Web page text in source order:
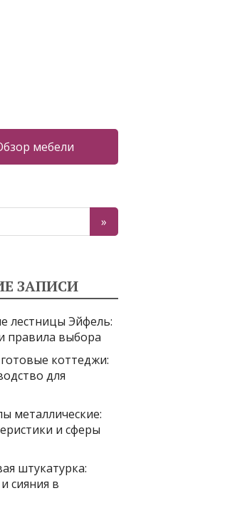
мебели
ЗАПИСИ
лестницы Эйфель:
правила выбора
коттеджи:
для
металлические:
и сферы
штукатурка:
сияния в